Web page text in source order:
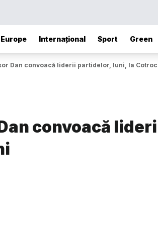
Internațional Sport Green
Dan convoacă liderii partidelor, luni, la
convoacă